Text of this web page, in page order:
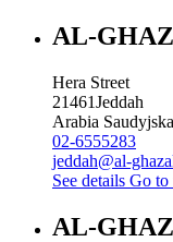
AL-
Hera Street
21461Jeddah
Arabia Saudyjska
02-6555283
jeddah@al-
See details Go
AL-